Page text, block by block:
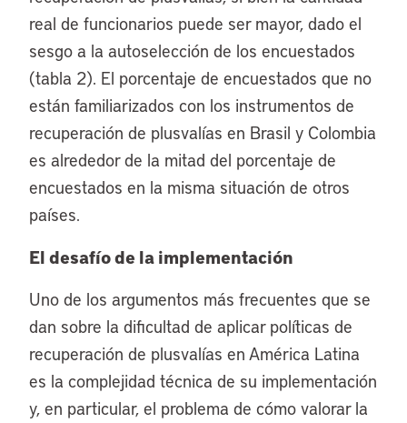
real de funcionarios puede ser mayor, dado el
sesgo a la autoselección de los encuestados
(tabla 2). El porcentaje de encuestados que no
están familiarizados con los instrumentos de
recuperación de plusvalías en Brasil y Colombia
es alrededor de la mitad del porcentaje de
encuestados en la misma situación de otros
países.
El desafío de la implementación
Uno de los argumentos más frecuentes que se
dan sobre la dificultad de aplicar políticas de
recuperación de plusvalías en América Latina
es la complejidad técnica de su implementación
y, en particular, el problema de cómo valorar la